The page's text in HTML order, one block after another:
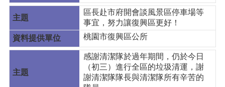
區長赴市府開會談風景區停車場等
事宜，努力讓復興區更好！
桃園市復興區公所
感謝清潔隊於過年期間，仍於今日
（初三）進行全區的垃圾清運，謝
謝清潔隊隊長與清潔隊所有辛苦的